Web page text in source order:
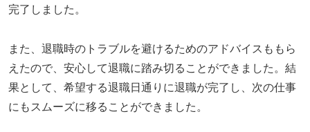
完了しました。
また、退職時のトラブルを避けるためのアドバイスももら
えたので、安心して退職に踏み切ることができました。結
果として、希望する退職日通りに退職が完了し、次の仕事
にもスムーズに移ることができました。